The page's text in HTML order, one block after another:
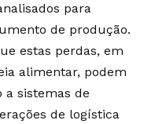
para
de produção.
estas perdas, em
alimentar, podem
sistemas de
de logística